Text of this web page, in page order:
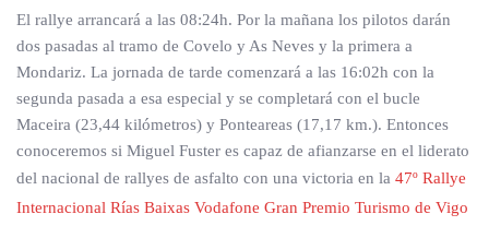
El rallye arrancará a las 08:24h. Por la mañana los pilotos darán
dos pasadas al tramo de Covelo y As Neves y la primera a
Mondariz. La jornada de tarde comenzará a las 16:02h con la
segunda pasada a esa especial y se completará con el bucle
Maceira (23,44 kilómetros) y Ponteareas (17,17 km.). Entonces
conoceremos si Miguel Fuster es capaz de afianzarse en el liderato
del nacional de rallyes de asfalto con una victoria en la 47º Rallye
Internacional Rías Baixas Vodafone Gran Premio Turismo de Vigo